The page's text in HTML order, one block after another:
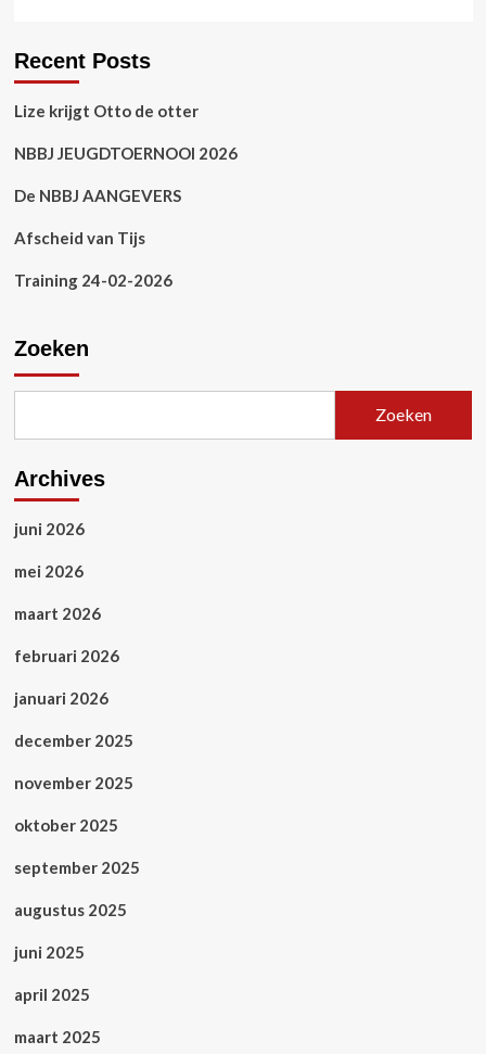
Recent Posts
Lize krijgt Otto de otter
NBBJ JEUGDTOERNOOI 2026
De NBBJ AANGEVERS
Afscheid van Tijs
Training 24-02-2026
Zoeken
Zoeken
Archives
juni 2026
mei 2026
maart 2026
februari 2026
januari 2026
december 2025
november 2025
oktober 2025
september 2025
augustus 2025
juni 2025
april 2025
maart 2025